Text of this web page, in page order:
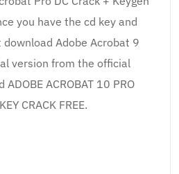
you have the cd key and
Adobe Acrobat 9
version from the official
ACROBAT 10 PRO
CRACK FREE.